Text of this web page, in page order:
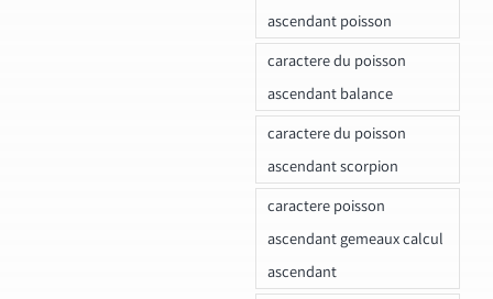
ascendant poisson
caractere du poisson
ascendant balance
caractere du poisson
ascendant scorpion
caractere poisson
ascendant gemeaux calcul
ascendant